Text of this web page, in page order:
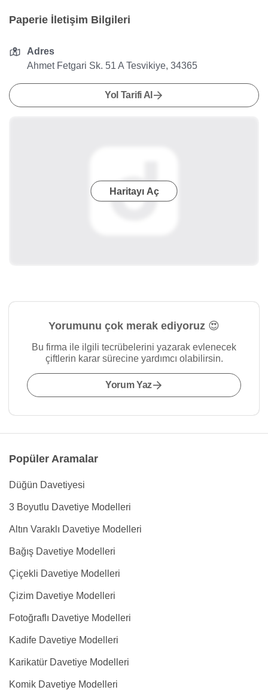
Paperie İletişim Bilgileri
Adres
Ahmet Fetgari Sk. 51 A Tesvikiye, 34365
Yol Tarifi Al
Haritayı Aç
Yorumunu çok merak ediyoruz 😍
Bu firma ile ilgili tecrübelerini yazarak evlenecek
çiftlerin karar sürecine yardımcı olabilirsin.
Yorum Yaz
Popüler Aramalar
Düğün Davetiyesi
3 Boyutlu Davetiye Modelleri
Altın Varaklı Davetiye Modelleri
Bağış Davetiye Modelleri
Çiçekli Davetiye Modelleri
Çizim Davetiye Modelleri
Fotoğraflı Davetiye Modelleri
Kadife Davetiye Modelleri
Karikatür Davetiye Modelleri
Komik Davetiye Modelleri